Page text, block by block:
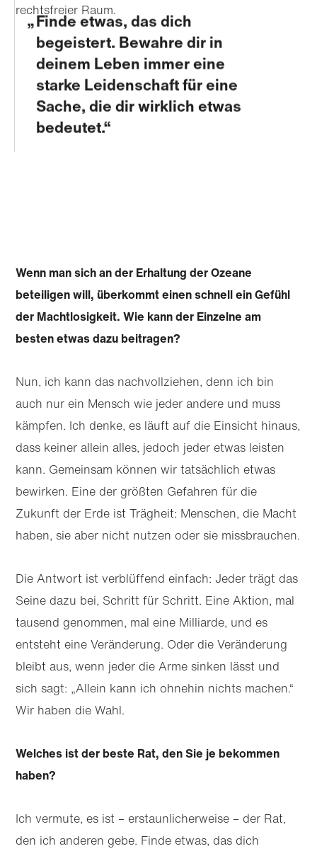
rechtsfreier Raum.
Finde etwas, das dich
begeistert. Bewahre dir in
deinem Leben immer eine
starke Leidenschaft für eine
Sache, die dir wirklich etwas
bedeutet.
Wenn man sich an der Erhaltung der Ozeane
beteiligen will, überkommt einen schnell ein Gefühl
der Machtlosigkeit. Wie kann der Einzelne am
besten etwas dazu beitragen?
Nun, ich kann das nachvollziehen, denn ich bin
auch nur ein Mensch wie jeder andere und muss
kämpfen. Ich denke, es läuft auf die Einsicht hinaus,
dass keiner allein alles, jedoch jeder etwas leisten
kann. Gemeinsam können wir tatsächlich etwas
bewirken. Eine der größten Gefahren für die
Zukunft der Erde ist Trägheit: Menschen, die Macht
haben, sie aber nicht nutzen oder sie missbrauchen.
Die Antwort ist verblüffend einfach: Jeder trägt das
Seine dazu bei, Schritt für Schritt. Eine Aktion, mal
tausend genommen, mal eine Milliarde, und es
entsteht eine Veränderung. Oder die Veränderung
bleibt aus, wenn jeder die Arme sinken lässt und
sich sagt: „Allein kann ich ohnehin nichts machen.“
Wir haben die Wahl.
Welches ist der beste Rat, den Sie je bekommen
haben?
Ich vermute, es ist – erstaunlicherweise – der Rat,
den ich anderen gebe. Finde etwas, das dich